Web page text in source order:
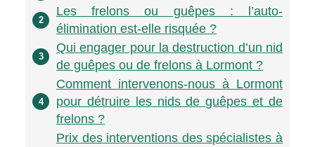
2
Les frelons ou guêpes : l’auto-
élimination est-elle risquée ?
3
Qui engager pour la destruction d’un nid
de guêpes ou de frelons à Lormont ?
4
Comment intervenons-nous à Lormont
pour détruire les nids de guêpes et de
frelons ?
Prix des interventions des spécialistes à